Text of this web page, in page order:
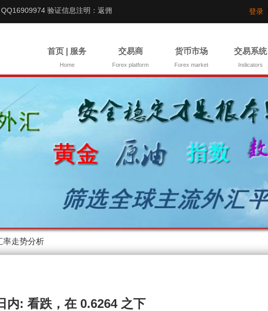
验证信息注明：返佣 登录
首页 | 服务
Home
交易商
Forex platform
货币市场
Forex market
交易系统
Indicators
率走势分析
内: 看跌，在 0.6264 之下